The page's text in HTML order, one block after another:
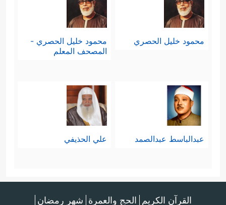
محمود خليل الحصري
محمود خليل الحصري -
المصحف المعلم
عبدالباسط عبدالصمد علي الحذيفي
القرآن الكريم الحج والعمرة شهر رمضان